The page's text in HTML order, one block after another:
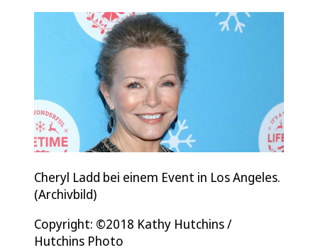
Cheryl Ladd bei einem Event in Los Angeles.
(Archivbild)
Copyright: ©2018 Kathy Hutchins /
Hutchins Photo